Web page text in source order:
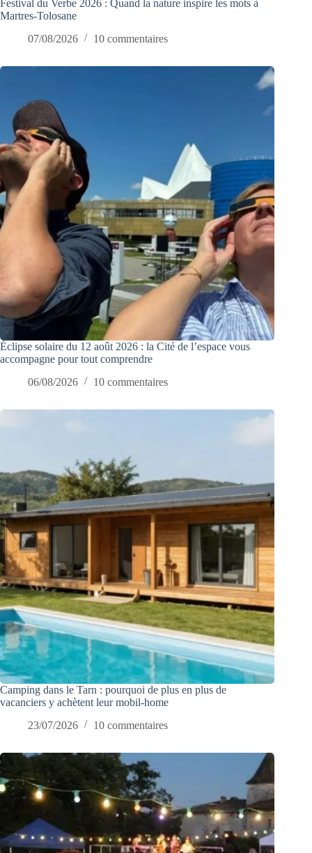
Festival du Verbe 2026 : Quand la nature inspire les mots à
Martres-Tolosane
07/08/2026
10 commentaires
Éclipse solaire du 12 août 2026 : la Cité de l’espace vous
accompagne pour tout comprendre
06/08/2026
10 commentaires
Camping dans le Tarn : pourquoi de plus en plus de
vacanciers y achètent leur mobil-home
23/07/2026
10 commentaires